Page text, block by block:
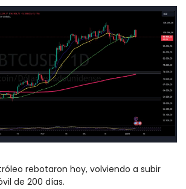
rebotaron hoy, volviendo a subir
de 200 días.